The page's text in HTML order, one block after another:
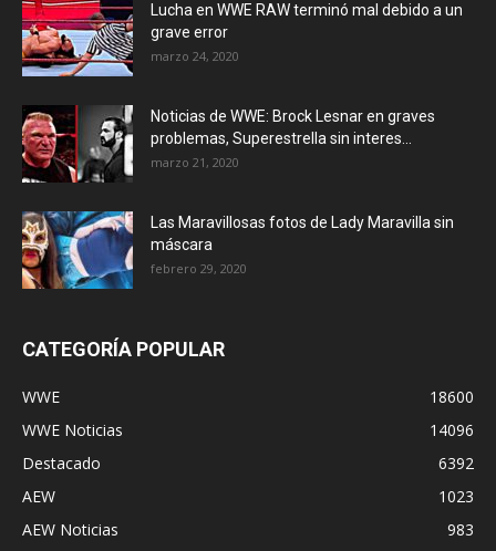
Lucha en WWE RAW terminó mal debido a un
grave error
marzo 24, 2020
Noticias de WWE: Brock Lesnar en graves
problemas, Superestrella sin interes...
marzo 21, 2020
Las Maravillosas fotos de Lady Maravilla sin
máscara
febrero 29, 2020
CATEGORÍA POPULAR
WWE
18600
WWE Noticias
14096
Destacado
6392
AEW
1023
AEW Noticias
983